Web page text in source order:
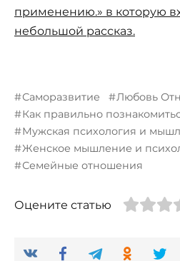
применению.» в которую
небольшой рассказ.
Саморазвитие
Любовь
Как правильно
Мужская психология и
Женское мышление и
Семейные отношения
Оцените статью